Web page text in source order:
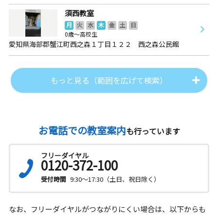
須西教室
月 火 水 木 金 土
日
0歳～高校生
愛知県海部郡蟹江町西之森１丁目１２２ 西之森公民館
もっと見る（範囲を広げて検索）
お電話での教室案内も行っています
フリーダイヤル
0120-372-100
受付時間 9:30～17:30（土日、祝日除く）
なお、フリーダイヤルがつながりにくい場合は、以下からも